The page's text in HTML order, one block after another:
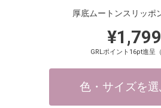
厚底ムートンスリッポ
¥1,799
GRLポイント16pt進呈（
色・サイズを